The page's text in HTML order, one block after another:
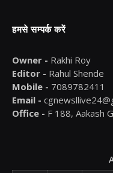
हमसे सम्पर्क करें
Owner - Rakhi Roy
Editor - Rahul Shende
Mobile - 7089782411
Email -
Office - F 188, Aakash